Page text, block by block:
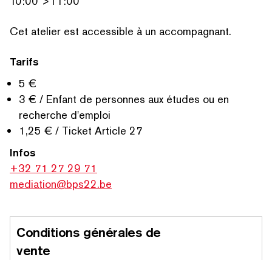
Cet atelier est accessible à un accompagnant.
Tarifs
5 €
3 € / Enfant de personnes aux études ou en
recherche d'emploi
1,25 € / Ticket Article 27
Infos
+32 71 27 29 71
mediation@bps22.be
Conditions générales de
vente